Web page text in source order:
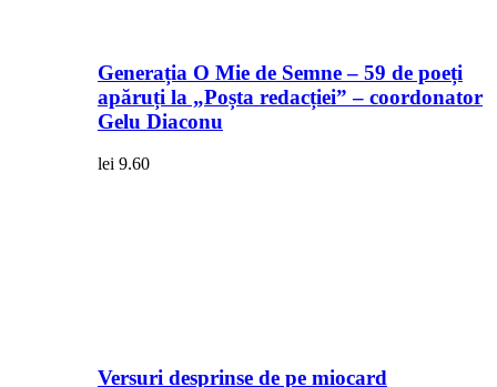
Generația O Mie de Semne – 59 de poeți
apăruți la „Poșta redacției” – coordonator
Gelu Diaconu
lei 9.60
Versuri desprinse de pe miocard